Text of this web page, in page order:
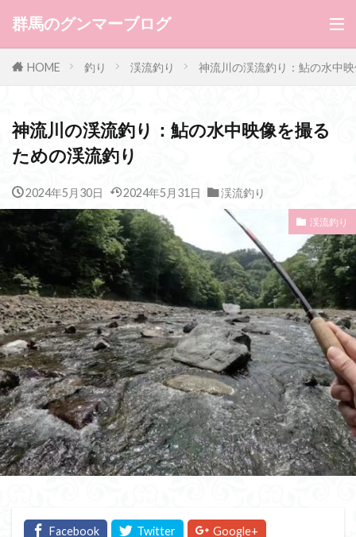
群馬のグンマーブログ
HOME 釣り 渓流釣り 神流川の渓流釣り：鮎の水中
神流川の渓流釣り：鮎の水中映像を撮る
ための渓流釣り
2024年5月30日 2024年5月31日 渓流釣り
渓流釣り